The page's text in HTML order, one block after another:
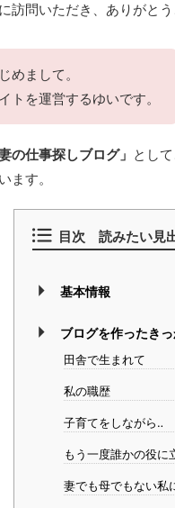
訪問いただき、ありがとう
めまして。
トを運営するゆいです。
の仕事探しブログ」 とし
ます。
目次 読みたい見
基本情報
ブログを作ったき
田舎で生まれて
私の職歴
子育てをしながら‥
もう一度誰かの役に
妻でも母でもない私